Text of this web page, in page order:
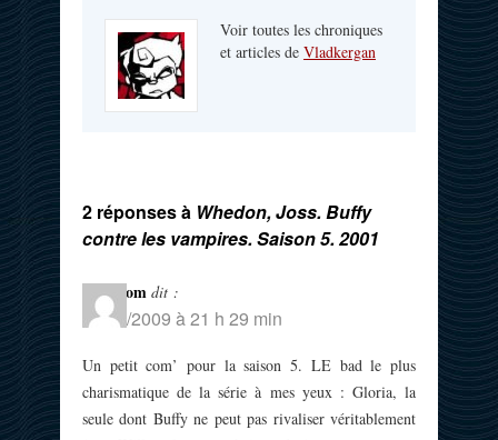
Voir toutes les chroniques
et articles de Vladkergan
2 réponses à Whedon, Joss. Buffy
contre les vampires. Saison 5. 2001
Tom-Tom dit :
01/10/2009 à 21 h 29 min
Un petit com’ pour la saison 5. LE bad le plus
charismatique de la série à mes yeux : Gloria, la
seule dont Buffy ne peut pas rivaliser véritablement